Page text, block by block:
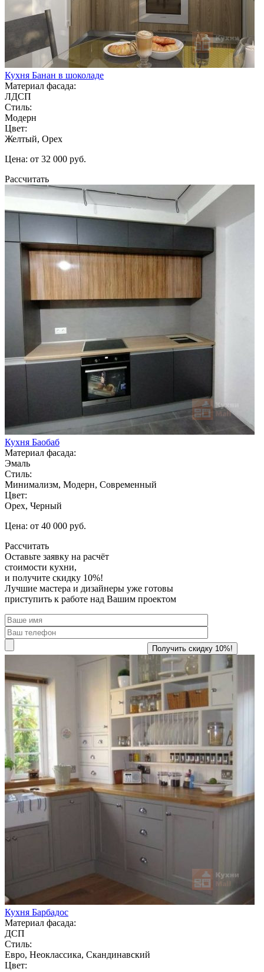
Кухня Банан в шоколаде
Материал фасада:
ЛДСП
Стиль:
Модерн
Цвет:
Желтый, Орех
Цена: от 32 000 руб.
Рассчитать
Кухня Баобаб
Материал фасада:
Эмаль
Стиль:
Минимализм, Модерн, Современный
Цвет:
Орех, Черный
Цена: от 40 000 руб.
Рассчитать
Оставьте заявку на расчёт
стоимости кухни,
и получите скидку 10%!
Лучшие мастера и дизайнеры уже готовы
приступить к работе над Вашим проектом
Кухня Барбадос
Материал фасада:
ДСП
Стиль:
Евро, Неоклассика, Скандинавский
Цвет: